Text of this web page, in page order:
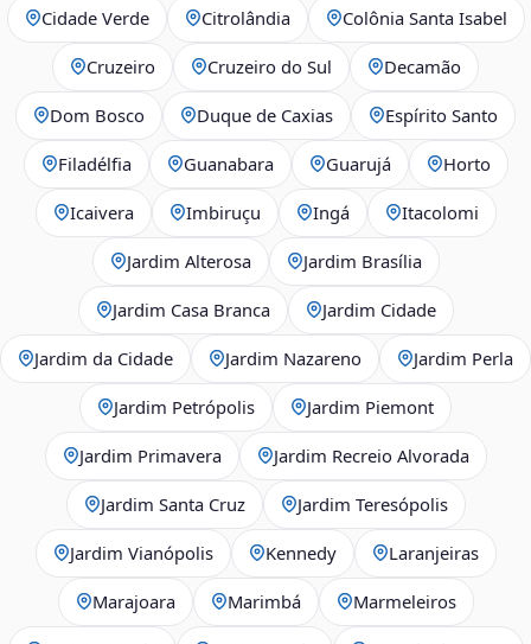
Cidade Verde Citrolândia Colônia Santa Isabel
Cruzeiro Cruzeiro do Sul Decamão
Dom Bosco Duque de Caxias Espírito Santo
Filadélfia Guanabara Guarujá Horto
Icaivera Imbiruçu Ingá Itacolomi
Jardim Alterosa Jardim Brasília
Jardim Casa Branca Jardim Cidade
Jardim da Cidade Jardim Nazareno Jardim Perla
Jardim Petrópolis Jardim Piemont
Jardim Primavera Jardim Recreio Alvorada
Jardim Santa Cruz Jardim Teresópolis
Jardim Vianópolis Kennedy Laranjeiras
Marajoara Marimbá Marmeleiros